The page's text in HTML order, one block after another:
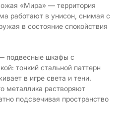
«Мира» — территория
работают в унисон, снимая с
в состояние спокойствия
подвесные шкафы с
тонкий стальной паттерн
в игре света и тени.
металлика растворяют
подсвечивая пространство